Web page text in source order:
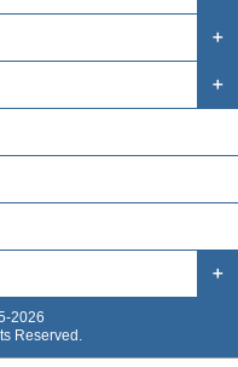
＋
＋
＋
2026
Reserved.